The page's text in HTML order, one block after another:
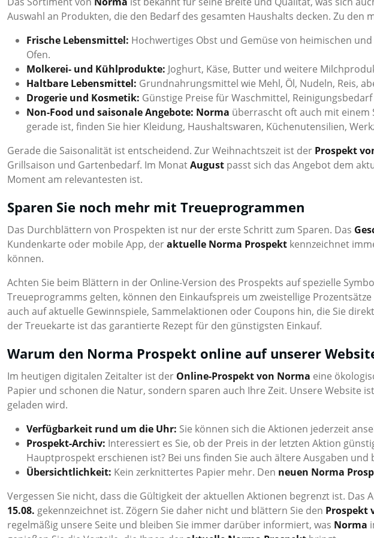
Auswahl an Produkten, die den Bedarf des gesamten Haushalts decken. Zu den
Frische Lebensmittel: Hochwertiges Obst und Gemüse von heimischen
Ofen.
Molkerei- und Kühlprodukte: Joghurt, Käse, Butter und weitere
Haltbare Lebensmittel: Grundnahrungsmittel wie Mehl, Öl, Nudeln, Reis,
Drogerie und Kosmetik: Günstige Preise für Waschmittel,
Non-Food und saisonale Angebote: Norma überrascht oft auch mit einem
gerade ist, finden Sie hier Kleidung, Haushaltswaren, Küchenutensilien,
Gerade die Saisonalität ist entscheidend. Zur Weihnachtszeit ist der Prospekt
Grillsaison und Gartenbedarf. Im MonatAugust passt sich das Angebot dem
Moment am relevantesten ist.
Sparen Sie noch mehr mit Treueprogrammen
Das Durchblättern von Prospekten ist nur der erste Schritt zum Sparen. Das
Kundenkarte oder mobile App, deraktuelle Norma Prospekt kennzeichnet
können.
Achten Sie beim Blättern in der Online-Version des Prospekts auf spezielle
Treueprogramms gelten, können den Einkaufspreis um zweistellige
auch auf aktuelle Gewinnspiele, Sammelaktionen oder Coupons hin, die Sie
der Treuekarte ist das garantierte Rezept für den günstigsten Einkauf.
Warum den Norma Prospekt online auf unserer
Im heutigen digitalen Zeitalter ist der Online-Prospekt von Norma eine
Papier und schonen die Natur, sondern sparen auch Ihre Zeit. Unsere Website
geladen wird.
Verfügbarkeit rund um die Uhr: Sie können sich die Aktionen jederzeit
Prospekt-Archiv: Interessiert es Sie, ob der Preis in der letzten Aktion
Hauptprospekt erschienen ist? Bei uns finden Sie auch ältere Ausgaben und
Übersichtlichkeit: Kein zerknittertes Papier mehr. Den neuen Norma
Vergessen Sie nicht, dass die Gültigkeit der aktuellen Aktionen begrenzt ist.
15.08. gekennzeichnet ist. Zögern Sie daher nicht und blättern Sie den Prospekt
regelmäßig unsere Seite und bleiben Sie immer darüber informiert, was Norma